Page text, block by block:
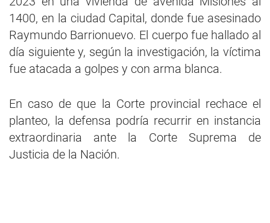
1400, en la ciudad Capital, donde fue asesinado
Raymundo Barrionuevo. El cuerpo fue hallado al
día siguiente y, según la investigación, la víctima
fue atacada a golpes y con arma blanca.
En caso de que la Corte provincial rechace el
planteo, la defensa podría recurrir en instancia
extraordinaria ante la Corte Suprema de
Justicia de la Nación.